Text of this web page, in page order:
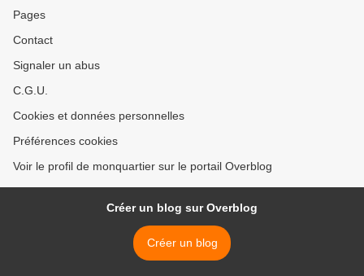
Pages
Contact
Signaler un abus
C.G.U.
Cookies et données personnelles
Préférences cookies
Voir le profil de monquartier sur le portail Overblog
Créer un blog sur Overblog
Créer un blog